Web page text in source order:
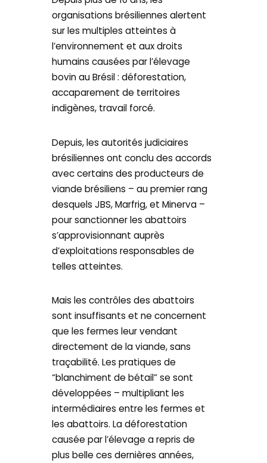
organisations brésiliennes alertent
sur les multiples atteintes à
l’environnement et aux droits
humains causées par l’élevage
bovin au Brésil : déforestation,
accaparement de territoires
indigènes, travail forcé.
Depuis, les autorités judiciaires
brésiliennes ont conclu des accords
avec certains des producteurs de
viande brésiliens – au premier rang
desquels JBS, Marfrig, et Minerva –
pour sanctionner les abattoirs
s’approvisionnant auprès
d’exploitations responsables de
telles atteintes.
Mais les contrôles des abattoirs
sont insuffisants et ne concernent
que les fermes leur vendant
directement de la viande, sans
traçabilité. Les pratiques de
“blanchiment de bétail” se sont
développées – multipliant les
intermédiaires entre les fermes et
les abattoirs. La déforestation
causée par l’élevage a repris de
plus belle ces dernières années,